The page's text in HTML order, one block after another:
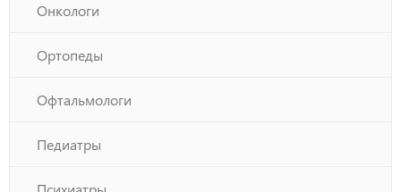
Онкологи
Ортопеды
Офтальмологи
Педиатры